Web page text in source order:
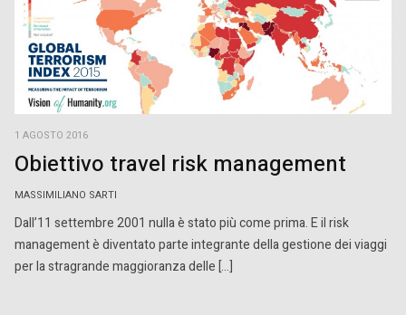
1 AGOSTO 2016
Obiettivo travel risk management
MASSIMILIANO SARTI
Dall’11 settembre 2001 nulla è stato più come prima. E il risk
management è diventato parte integrante della gestione dei viaggi
per la stragrande maggioranza delle […]